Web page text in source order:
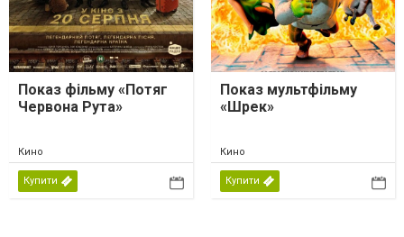
Показ фільму «Потяг
Червона Рута»
Кино
Купити
Показ мультфільму
«Шрек»
Кино
Купити